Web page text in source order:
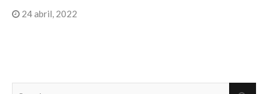
24 abril, 2022